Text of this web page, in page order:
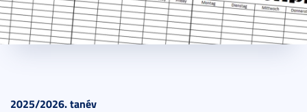
2025/2026. tanév